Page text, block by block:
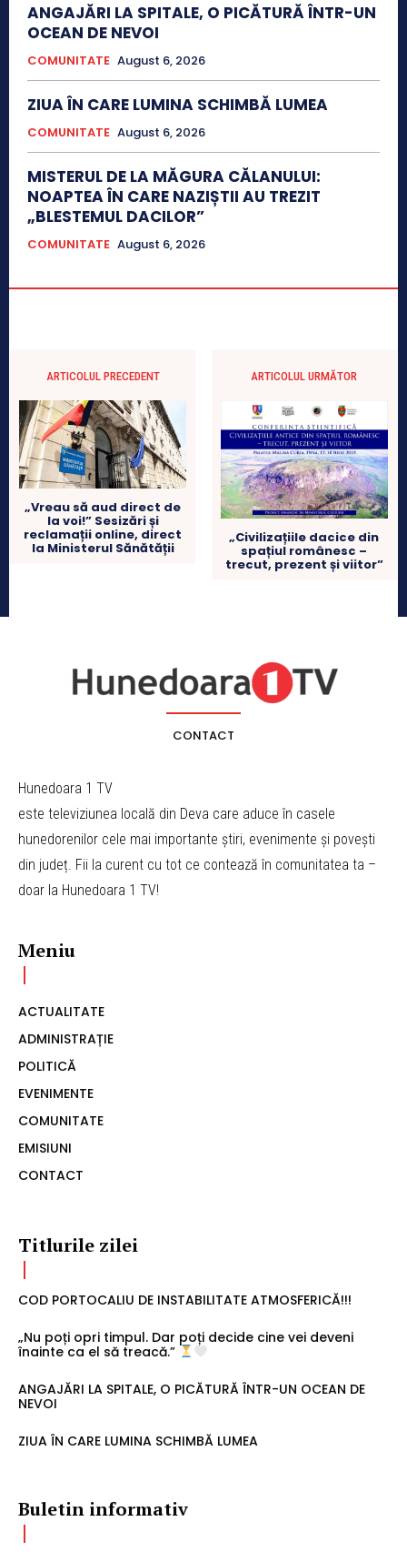
ANGAJĂRI LA SPITALE, O PICĂTURĂ ÎNTR-UN
OCEAN DE NEVOI
COMUNITATE August 6, 2026
ZIUA ÎN CARE LUMINA SCHIMBĂ LUMEA
COMUNITATE August 6, 2026
MISTERUL DE LA MĂGURA CĂLANULUI:
NOAPTEA ÎN CARE NAZIȘTII AU TREZIT
„BLESTEMUL DACILOR”
COMUNITATE August 6, 2026
ARTICOLUL PRECEDENT
„Vreau să aud direct de
la voi!” Sesizări și
reclamații online, direct
la Ministerul Sănătății
ARTICOLUL URMĂTOR
„Civilizațiile dacice din
spațiul românesc –
trecut, prezent și viitor”
CONTACT
Hunedoara 1 TV
este televiziunea locală din Deva care aduce în casele
hunedorenilor cele mai importante știri, evenimente și povești
din județ. Fii la curent cu tot ce contează în comunitatea ta –
doar la Hunedoara 1 TV!
Meniu
ACTUALITATE
ADMINISTRAȚIE
POLITICĂ
EVENIMENTE
COMUNITATE
EMISIUNI
CONTACT
Titlurile zilei
COD PORTOCALIU DE INSTABILITATE ATMOSFERICĂ!!!
„Nu poți opri timpul. Dar poți decide cine vei deveni
înainte ca el să treacă.”
ANGAJĂRI LA SPITALE, O PICĂTURĂ ÎNTR-UN OCEAN DE
NEVOI
ZIUA ÎN CARE LUMINA SCHIMBĂ LUMEA
Buletin informativ